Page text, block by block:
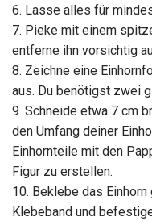
6. Lasse alles für
7. Pieke mit einem
entferne ihn vorsichtig
8. Zeichne eine
aus. Du benötigst zwei
9. Schneide etwa 7 cm
den Umfang deiner
Einhornteile mit den
Figur zu erstellen.
10. Beklebe das
Klebeband und